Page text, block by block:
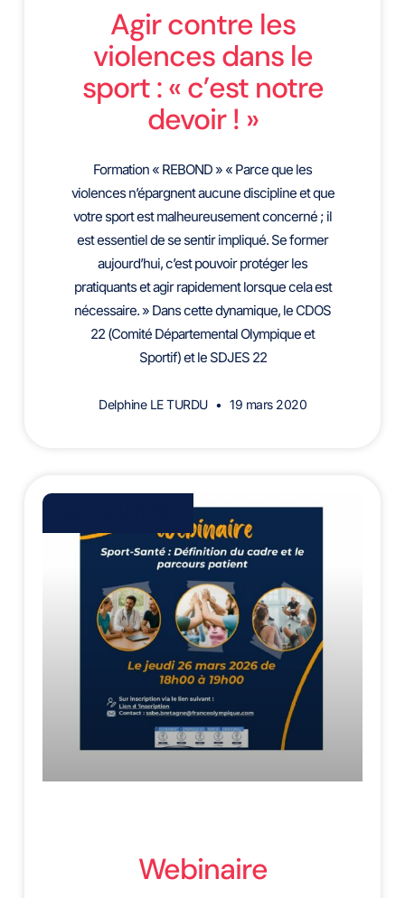
Agir contre les
violences dans le
sport : « c’est notre
devoir ! »
Formation « REBOND » « Parce que les
violences n’épargnent aucune discipline et que
votre sport est malheureusement concerné ; il
est essentiel de se sentir impliqué. Se former
aujourd’hui, c’est pouvoir protéger les
pratiquants et agir rapidement lorsque cela est
nécessaire. » Dans cette dynamique, le CDOS
22 (Comité Départemental Olympique et
Sportif) et le SDJES 22
Delphine LE TURDU 19 mars 2020
Webinaire